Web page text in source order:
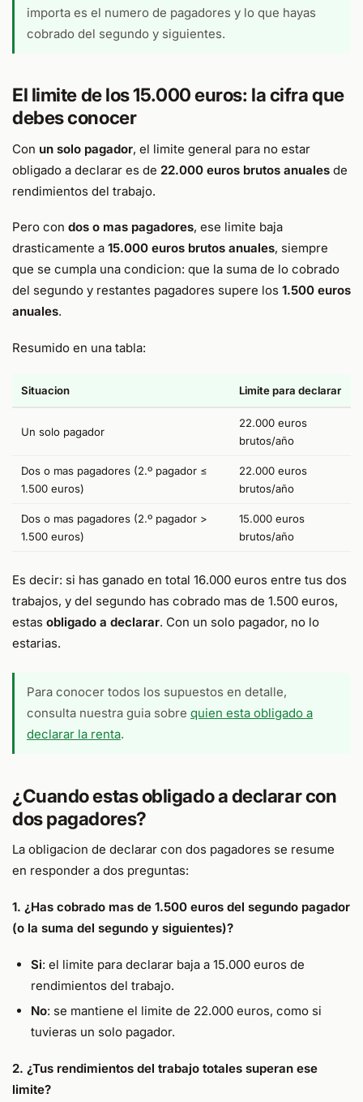
importa es el numero de pagadores y lo que hayas
cobrado del segundo y siguientes.
El limite de los 15.000 euros: la cifra que
debes conocer
Con un solo pagador, el limite general para no estar
obligado a declarar es de 22.000 euros brutos anuales de
rendimientos del trabajo.
Pero con dos o mas pagadores, ese limite baja
drasticamente a 15.000 euros brutos anuales, siempre
que se cumpla una condicion: que la suma de lo cobrado
del segundo y restantes pagadores supere los 1.500 euros
anuales.
Resumido en una tabla:
Situacion Limite para declarar
Un solo pagador
22.000 euros
brutos/año
Dos o mas pagadores (2.º pagador ≤
1.500 euros)
22.000 euros
brutos/año
Dos o mas pagadores (2.º pagador >
1.500 euros)
15.000 euros
brutos/año
Es decir: si has ganado en total 16.000 euros entre tus dos
trabajos, y del segundo has cobrado mas de 1.500 euros,
estas obligado a declarar. Con un solo pagador, no lo
estarias.
Para conocer todos los supuestos en detalle,
consulta nuestra guia sobre quien esta obligado a
declarar la renta.
¿Cuando estas obligado a declarar con
dos pagadores?
La obligacion de declarar con dos pagadores se resume
en responder a dos preguntas:
1. ¿Has cobrado mas de 1.500 euros del segundo pagador
(o la suma del segundo y siguientes)?
Si: el limite para declarar baja a 15.000 euros de
rendimientos del trabajo.
No: se mantiene el limite de 22.000 euros, como si
tuvieras un solo pagador.
2. ¿Tus rendimientos del trabajo totales superan ese
limite?